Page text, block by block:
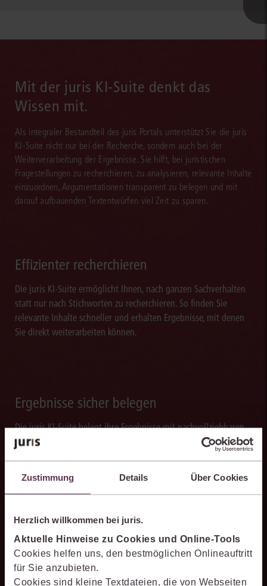
Zustimmung Details Über Cookies
Herzlich willkommen bei juris.
Aktuelle Hinweise zu Cookies und Online-Tools
Cookies helfen uns, den bestmöglichen Onlineauftritt
für Sie anzubieten.
Cookies sind kleine Textdateien, die von Webseiten
Mit der juris KI-Suite denkt das
Wissen mit.
Als integraler Bestandteil des juris Portals unterstützt Sie die juris
KI-Suite nicht nur bei der Recherche, sondern auch bei der
Weiterverarbeitung der Ergebnisse. Sie hilft, bei juristischen
Fragestellungen zu recherchieren, zu analysieren, relevante Inhalte
einzuordnen, Argumentationen transparent zu belegen und mit
darauf aufbauenden Textentwürfen viel Zeit zu sparen.
Effizienter recherchieren
Die juris KI-Suite ermöglicht Ihnen, nach ganzen Sachverhalten
statt nur nach Stichworten zu recherchieren. So finden Sie
relevante Inhalte schneller und erhalten Ergebnisse, mit denen
Sie direkt weiterarbeiten können.
Ergebnisse sicher belegen
Die juris KI-Suite belegt ihre Ergebnisse mit nachvollziehbaren,
zitierfähigen Quellenverweisen. So können Sie die Antworten
transparent prüfen, fachlich einordnen und auf einer belastbaren
Schneller analysieren
Die juris KI-Suite beschleunigt die Analyse komplexer
juristischer Fragestellungen. Sie hilft dabei, Sachverhalte